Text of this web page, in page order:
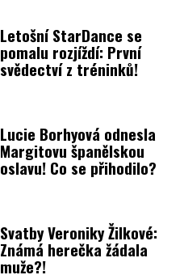
Letošní StarDance se
pomalu rozjíždí: První
svědectví z tréninků!
Lucie Borhyová odnesla
Margitovu španělskou
oslavu! Co se přihodilo?
Svatby Veroniky Žilkové:
Známá herečka žádala
muže?!